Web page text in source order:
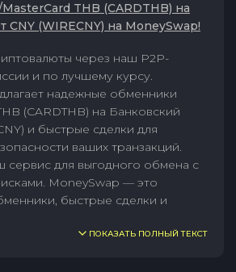
THB (CARDTHB) на
CNY (WIRECNY) на MoneySwap!
через наш P2P-
и по лучшему курсу.
надежные обменники
(CARDTHB) на Банковский
и быстрые сделки для
ваших транзакций.
сервис для выгодного обмена с
MoneySwap — это
быстрые сделки и
ПОКАЗАТЬ ПОЛНЫЙ ТЕКСТ